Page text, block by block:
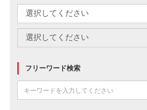
フリーワード検索